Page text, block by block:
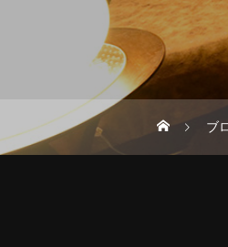
ブ